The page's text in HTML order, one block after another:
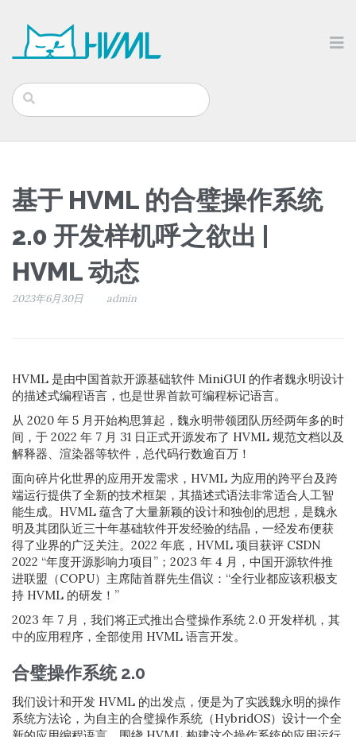
基于 HVML 的合璧操作系统
2.0 开发样机呼之欲出 |
HVML 动态
2023年6月30日 admin
HVML 是由中国首款开源基础软件 MiniGUI 的作者魏永明设计
的描述式编程语言，也是世界首款可编程标记语言。
从 2020 年 5 月开始构思算起，魏永明带领团队历经两年多的时
间，于 2022 年 7 月 31 日正式开源发布了 HVML 规范文档以及
解释器、渲染器等软件，总代码行数逾百万！
面向碎片化世界的应用开发需求，HVML 为应用的跨平台及跨
端运行提供了全新的技术框架，其描述式语法非常适合人工智
能生成。HVML 蕴含了大量新颖的设计和独创的思想，是魏永
明及其团队近三十年基础软件开发经验的结晶，一经发布便获
得了业界的广泛关注。2022 年底，HVML 项目获评 CSDN
2022 “年度开源影响力项目”；2023 年 4 月，中国开源软件推
进联盟（COPU）主席陆首群先生倡议：“全行业都应该积极支
持 HVML 的研发！”
2023 年 7 月，我们将正式推出合璧操作系统 2.0 开发样机，其
中的应用程序，全部使用 HVML 语言开发。
合璧操作系统 2.0
我们设计和开发 HVML 的出发点，便是为了实践魏永明的操作
系统方法论，为自主的合璧操作系统（HybridOS）设计一个全